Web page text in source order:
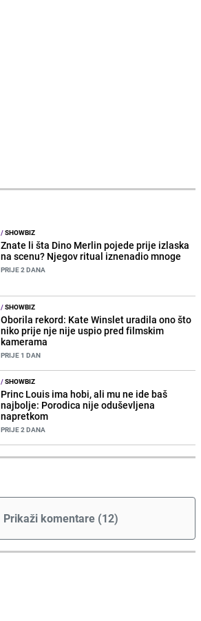
/SHOWBIZ
Znate li šta Dino Merlin pojede prije izlaska
na scenu? Njegov ritual iznenadio mnoge
PRIJE 2 DANA
/SHOWBIZ
Oborila rekord: Kate Winslet uradila ono što
niko prije nje nije uspio pred filmskim
kamerama
PRIJE 1 DAN
/SHOWBIZ
Princ Louis ima hobi, ali mu ne ide baš
najbolje: Porodica nije oduševljena
napretkom
PRIJE 2 DANA
Prikaži komentare (12)